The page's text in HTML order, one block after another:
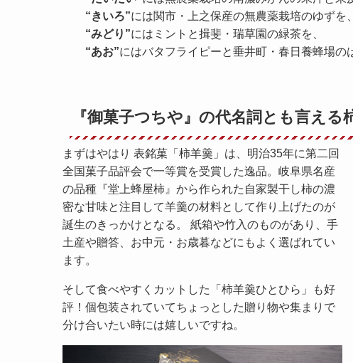
“きいろ”には関市・上之保産の無農薬栽培のゆずを、
“みどり ”にはミントと揖斐・瑞草園の緑茶を、
“あお”にはバタフライピーと垂井町・春日養蜂場の
『御菓子つちや』の代名詞とも言え
まずはやはり 表銘菓「柿羊羹」は、明治35年に第二回
全国菓子品評会で一等賞を受賞した逸品。岐阜県名産
の品種『堂上蜂屋柿』から作られた自家製干し柿の濃
密な甘味と注目して羊羹の材料として作り上げたのが
誕生のきっかけとなる。 紙箱や竹入のものがあり、手
土産や贈答、お中元・お歳暮などにもよく選ばれてい
ます。
そして食べやすくカットした「柿羊羹ひとひら」も好
評！個包装されていてちょっとした贈り物や集まりで
分け合いたい時には嬉しいですね。